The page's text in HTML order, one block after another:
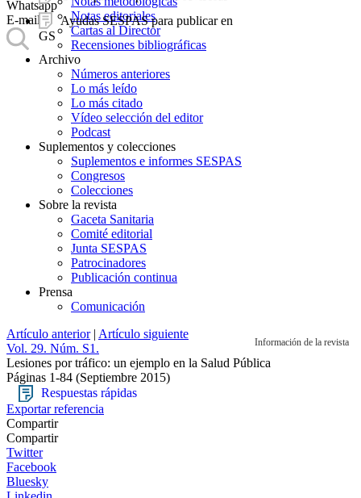
Ayudas SESPAS para publicar en
GS
Whatsapp
E-mail
Notas editoriales
Cartas al Director
Recensiones bibliográficas
Archivo
Números anteriores
Lo más leído
Lo más citado
Vídeo selección del editor
Podcast
Suplementos y colecciones
Suplementos e informes SESPAS
Congresos
Colecciones
Sobre la revista
Gaceta Sanitaria
Comité editorial
Junta SESPAS
Patrocinadores
Publicación continua
Prensa
Comunicación
Información de la revista
Artículo anterior| Artículo siguiente
Vol. 29. Núm. S1.
Lesiones por tráfico: un ejemplo en la Salud Pública
Páginas 1-84 (Septiembre 2015)
Respuestas rápidas
Exportar referencia
Compartir
Compartir
Twitter
Facebook
Bluesky